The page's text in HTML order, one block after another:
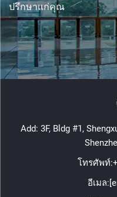
ปรึกษาแก่คุณ
Add: 3F, Bldg #1,
โทรศัพท์:
อีเมล: